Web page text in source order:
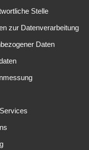
Jahren wird es
wird Philipp Lahm die
und Arjen Robben
Bayern verlassen. Der
Nationalspieler sitzt bei
er gerade einmal
ersten Saison blühte der
Stelle
zur Datenverarbeitung
Daten